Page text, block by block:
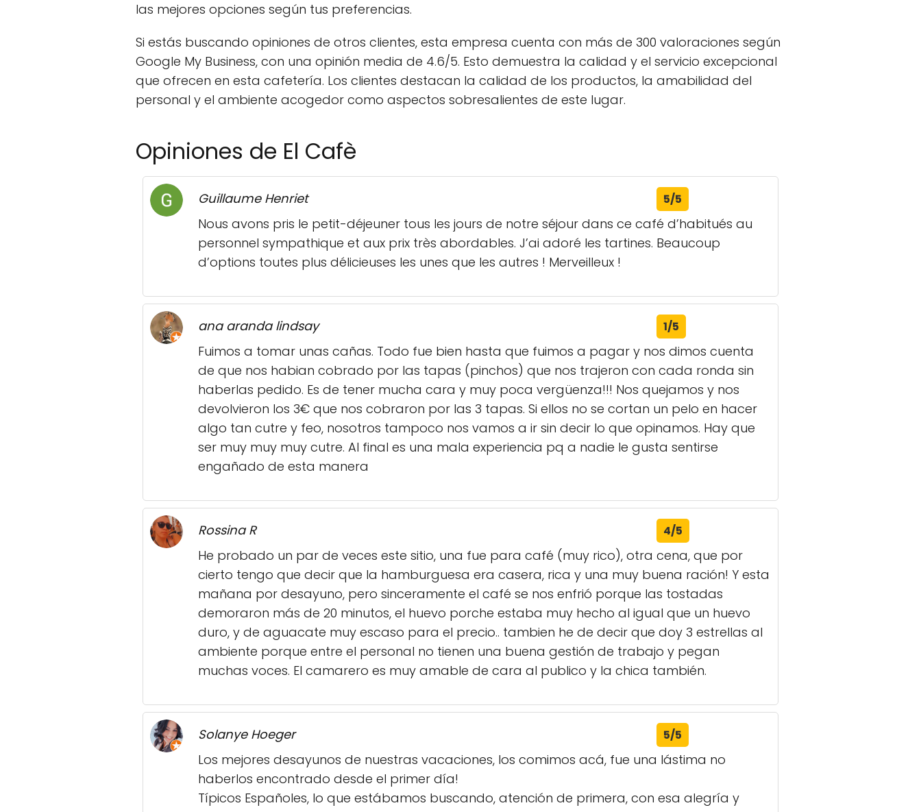
las mejores opciones según tus preferencias.
Si estás buscando opiniones de otros clientes, esta empresa cuenta con más de 300 valoraciones según
Google My Business, con una opinión media de 4.6/5. Esto demuestra la calidad y el servicio excepcional
que ofrecen en esta cafetería. Los clientes destacan la calidad de los productos, la amabilidad del
personal y el ambiente acogedor como aspectos sobresalientes de este lugar.
Opiniones de El Cafè
Guillaume Henriet 5/5
Nous avons pris le petit-déjeuner tous les jours de notre séjour dans ce café d’habitués au
personnel sympathique et aux prix très abordables. J’ai adoré les tartines. Beaucoup
d’options toutes plus délicieuses les unes que les autres ! Merveilleux !
ana aranda lindsay 1/5
Fuimos a tomar unas cañas. Todo fue bien hasta que fuimos a pagar y nos dimos cuenta
de que nos habian cobrado por las tapas (pinchos) que nos trajeron con cada ronda sin
haberlas pedido. Es de tener mucha cara y muy poca vergüenza!!! Nos quejamos y nos
devolvieron los 3€ que nos cobraron por las 3 tapas. Si ellos no se cortan un pelo en hacer
algo tan cutre y feo, nosotros tampoco nos vamos a ir sin decir lo que opinamos. Hay que
ser muy muy muy cutre. Al final es una mala experiencia pq a nadie le gusta sentirse
engañado de esta manera
Rossina R 4/5
He probado un par de veces este sitio, una fue para café (muy rico), otra cena, que por
cierto tengo que decir que la hamburguesa era casera, rica y una muy buena ración! Y esta
mañana por desayuno, pero sinceramente el café se nos enfrió porque las tostadas
demoraron más de 20 minutos, el huevo porche estaba muy hecho al igual que un huevo
duro, y de aguacate muy escaso para el precio.. tambien he de decir que doy 3 estrellas al
ambiente porque entre el personal no tienen una buena gestión de trabajo y pegan
muchas voces. El camarero es muy amable de cara al publico y la chica también.
Solanye Hoeger 5/5
Los mejores desayunos de nuestras vacaciones, los comimos acá, fue una lástima no
haberlos encontrado desde el primer día!
Típicos Españoles, lo que estábamos buscando, atención de primera, con esa alegría y